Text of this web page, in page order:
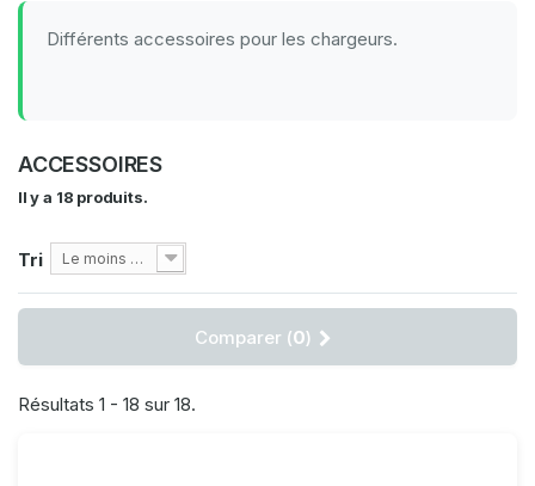
Différents accessoires pour les chargeurs.
ACCESSOIRES
Il y a 18 produits.
Tri Le moins cher
Comparer (0)
Résultats 1 - 18 sur 18.